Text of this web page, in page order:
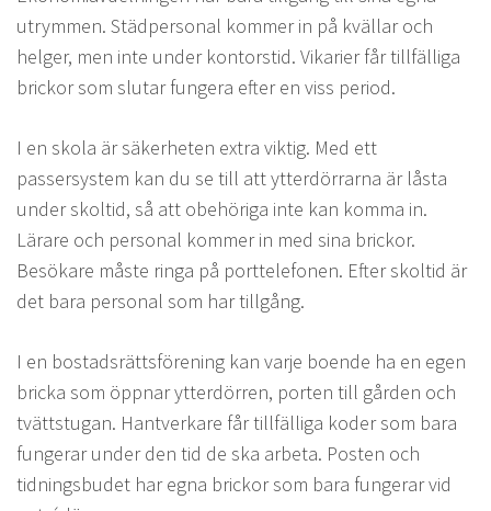
utrymmen. Städpersonal kommer in på kvällar och
helger, men inte under kontorstid. Vikarier får tillfälliga
brickor som slutar fungera efter en viss period.
I en skola är säkerheten extra viktig. Med ett
passersystem kan du se till att ytterdörrarna är låsta
under skoltid, så att obehöriga inte kan komma in.
Lärare och personal kommer in med sina brickor.
Besökare måste ringa på porttelefonen. Efter skoltid är
det bara personal som har tillgång.
I en bostadsrättsförening kan varje boende ha en egen
bricka som öppnar ytterdörren, porten till gården och
tvättstugan. Hantverkare får tillfälliga koder som bara
fungerar under den tid de ska arbeta. Posten och
tidningsbudet har egna brickor som bara fungerar vid